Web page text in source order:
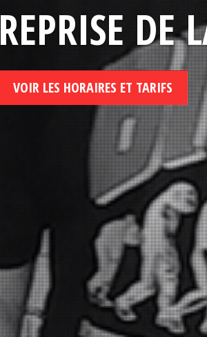
REPRISE DE
VOIR LES HORAIRES ET TARIFS